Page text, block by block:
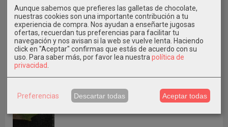
Aunque sabemos que prefieres las galletas de chocolate,
nuestras cookies son una importante contribución a tu
experiencia de compra. Nos ayudan a enseñarte jugosas
ofertas, recuerdan tus preferencias para facilitar tu
navegación y nos avisan si la web se vuelve lenta. Haciendo
click en "Aceptar" confirmas que estás de acuerdo con su
uso. Para saber más, por favor lea nuestra política de
privacidad
Preferencias Descartar todas Aceptar todas